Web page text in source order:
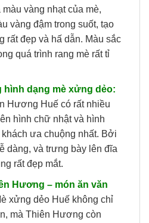
vàng nhạt của mè,
vàng đậm trong suốt, tạo
rất đẹp và hấ dẫn. Màu sắc
quá trình rang mè rất tỉ
hình dạng mè xửng dẻo:
Hương Huế có rất nhiều
hình chữ nhật và hình
ưa chuộng nhất. Bởi
dàng, và trưng bày lên đĩa
rất đẹp mắt.
Hương – món ăn văn
xửng dẻo Huế không chỉ
mà Thiên Hương còn